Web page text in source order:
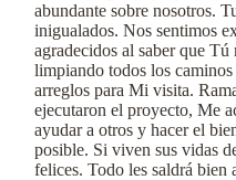
abundante sobre nosotros.
inigualados. Nos sentimos
agradecidos al saber que Tú
limpiando todos los
arreglos para Mi visita.
ejecutaron el proyecto, Me
ayudar a otros y hacer el
posible. Si viven sus vidas
felices. Todo les saldrá bien